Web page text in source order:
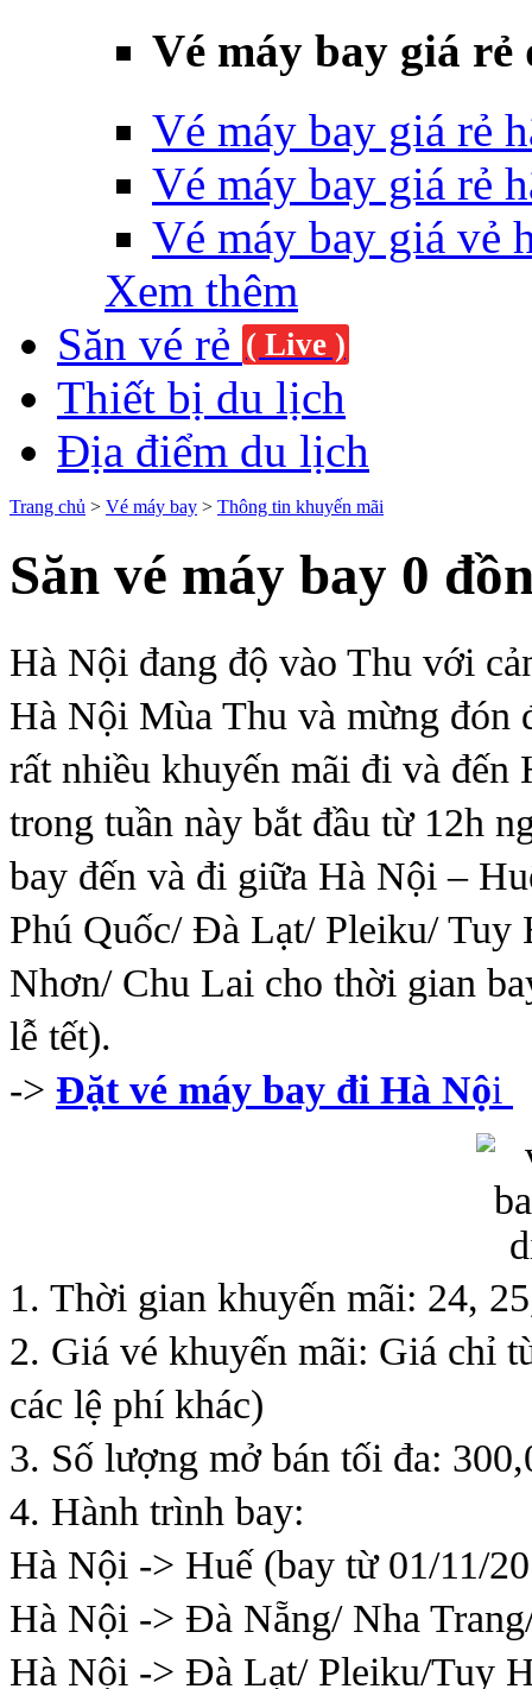
Vé máy bay giá rẻ
Vé máy bay giá rẻ
Vé máy bay giá rẻ
Vé máy bay giá vẻ
Xem thêm
Săn vé rẻ ( Live )
Thiết bị du lịch
Địa điểm du lịch
Trang chủ > Vé máy bay > Thông tin khuyến mãi
Săn vé máy bay 0
Hà Nội đang độ vào Thu với
Hà Nội Mùa Thu và mừng
rất nhiều khuyến mãi đi và
trong tuần này bắt đầu từ 12h
bay đến và đi giữa Hà Nội –
Phú Quốc/ Đà Lạt/ Pleiku/ Tuy
Nhơn/ Chu Lai cho thời gian
lễ tết).
-> Đặt vé máy bay đi Hà Nội
1. Thời gian khuyến mãi: 24,
2. Giá vé khuyến mãi: Giá chỉ
các lệ phí khác)
3. Số lượng mở bán tối đa:
4. Hành trình bay:
Hà Nội -> Huế (bay từ 01/11/
Hà Nội -> Đà Nẵng/ Nha
Hà Nội -> Đà Lạt/ Pleiku/Tuy